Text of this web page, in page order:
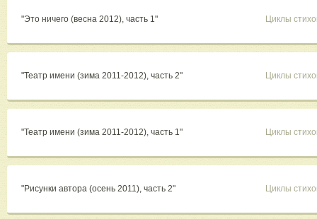
"Это ничего (весна 2012), часть 1" Циклы
"Театр имени (зима 2011-2012), часть 2" Циклы
"Театр имени (зима 2011-2012), часть 1" Циклы
"Рисунки автора (осень 2011), часть 2" Циклы